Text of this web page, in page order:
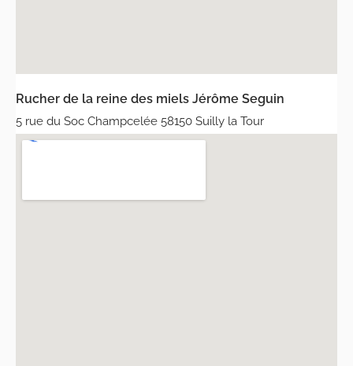
Rucher de la reine des miels Jérôme Seguin
5 rue du Soc Champcelée 58150 Suilly la Tour